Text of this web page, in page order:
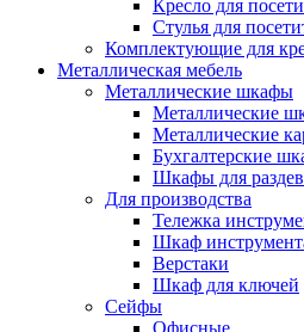
Кресло для
Стулья для
Комплектующие для
Металлическая мебель
Металлические шкафы
Металлические
Металлические
Бухгалтерские
Шкафы для
Для производства
Тележка
Шкаф
Верстаки
Шкаф для ключей
Сейфы
Офисные